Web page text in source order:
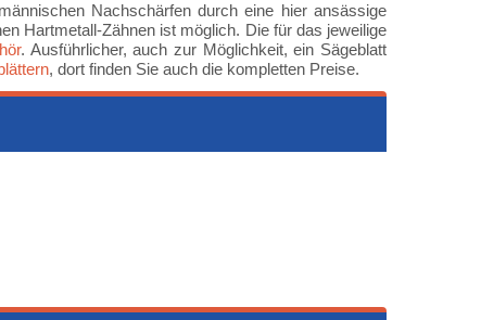
Nachschärfen durch eine hier ansässige
Hartmetall-Zähnen ist möglich. Die für das jeweilige
. Ausführlicher, auch zur Möglichkeit, ein Sägeblatt
, dort finden Sie auch die kompletten Preise.